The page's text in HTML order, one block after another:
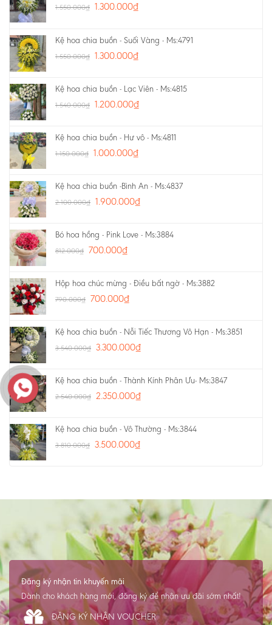
1.550.000₫ 1.300.000₫
Kệ hoa chia buồn - Suối Vàng - Ms:4791
1.550.000₫ 1.300.000₫
Kệ hoa chia buồn - Lạc Viên - Ms:4815
1.540.000₫ 1.200.000₫
Kệ hoa chia buồn - Hư vô - Ms:4811
1.150.000₫ 1.000.000₫
Kệ hoa chia buồn -Bình An - Ms:4837
2.100.000₫ 1.900.000₫
Bó hoa hồng - Pink Love - Ms:3884
812.000₫ 700.000₫
Hộp hoa chúc mừng - Điều bất ngờ - Ms:3882
790.000₫ 700.000₫
Kệ hoa chia buồn - Nỗi Tiếc Thương Vô Hạn - Ms:3851
3.540.000₫ 3.300.000₫
Kệ hoa chia buồn - Thành Kính Phân Ưu- Ms:3847
2.540.000₫ 2.350.000₫
Kệ hoa chia buồn - Vô Thường - Ms:3844
3.810.000₫ 3.500.000₫
Đăng ký nhận tin khuyến mãi
Dành cho khách hàng mới, đăng ký để nhận ưu đãi sớm nhất!
ĐĂNG KÝ NHẬN VOUCHER